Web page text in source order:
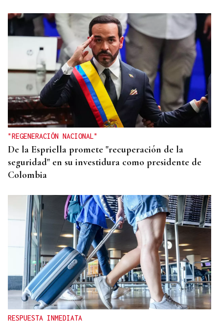
"REGENERACIÓN NACIONAL"
De la Espriella promete "recuperación de la
seguridad" en su investidura como presidente de
Colombia
RESPUESTA INMEDIATA